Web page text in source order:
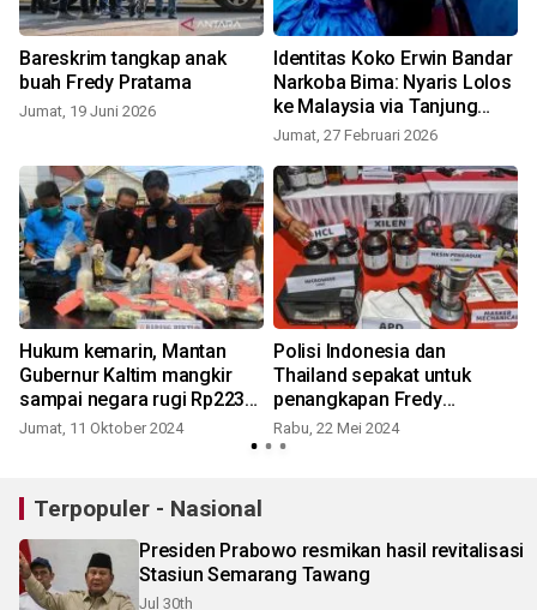
Bareskrim tangkap anak
buah Fredy Pratama
Jumat, 19 Juni 2026
Identitas Koko Erwin Bandar
Narkoba Bima: Nyaris Lolos
ke Malaysia via Tanjung
Balai
Jumat, 27 Februari 2026
Hukum kemarin, Mantan
Gubernur Kaltim mangkir
sampai negara rugi Rp223
M
Jumat, 11 Oktober 2024
Polisi Indonesia dan
Thailand sepakat untuk
penangkapan Fredy
Pratama
Rabu, 22 Mei 2024
Terpopuler - Nasional
Presiden Prabowo resmikan hasil revitalisasi
Stasiun Semarang Tawang
Jul 30th